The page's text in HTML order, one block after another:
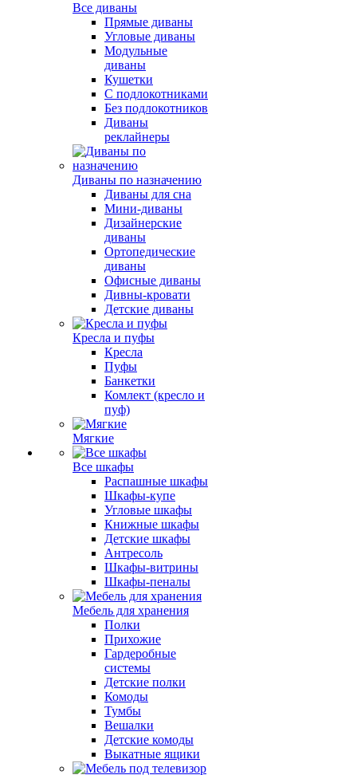
Все диваны
Прямые диваны
Угловые диваны
Модульные
диваны
Кушетки
С подлокотниками
Без подлокотников
Диваны
реклайнеры
Диваны по назначению
Диваны для сна
Мини-диваны
Дизайнерские
диваны
Ортопедические
диваны
Офисные диваны
Дивны-кровати
Детские диваны
Кресла и пуфы
Кресла
Пуфы
Банкетки
Комлект (кресло и
пуф)
Мягкие
Все шкафы
Распашные шкафы
Шкафы-купе
Угловые шкафы
Книжные шкафы
Детские шкафы
Антресоль
Шкафы-витрины
Шкафы-пеналы
Мебель для хранения
Полки
Прихожие
Гардеробные
системы
Детские полки
Комоды
Тумбы
Вешалки
Детские комоды
Выкатные ящики